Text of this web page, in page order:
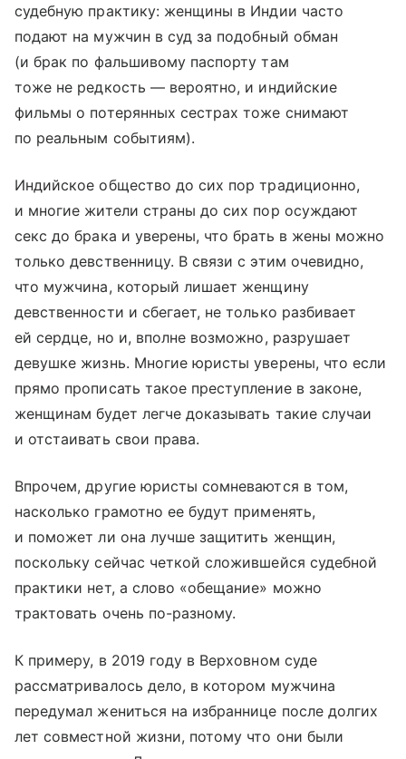
судебную практику: женщины в Индии часто
подают на мужчин в суд за подобный обман
(и брак по фальшивому паспорту там
тоже не редкость — вероятно, и индийские
фильмы о потерянных сестрах тоже снимают
по реальным событиям).
Индийское общество до сих пор традиционно,
и многие жители страны до сих пор осуждают
секс до брака и уверены, что брать в жены можно
только девственницу. В связи с этим очевидно,
что мужчина, который лишает женщину
девственности и сбегает, не только разбивает
ей сердце, но и, вполне возможно, разрушает
девушке жизнь. Многие юристы уверены, что если
прямо прописать такое преступление в законе,
женщинам будет легче доказывать такие случаи
и отстаивать свои права.
Впрочем, другие юристы сомневаются в том,
насколько грамотно ее будут применять,
и поможет ли она лучше защитить женщин,
поскольку сейчас четкой сложившейся судебной
практики нет, а слово «обещание» можно
трактовать очень по-разному.
К примеру, в 2019 году в Верховном суде
рассматривалось дело, в котором мужчина
передумал жениться на избраннице после долгих
лет совместной жизни, потому что они были